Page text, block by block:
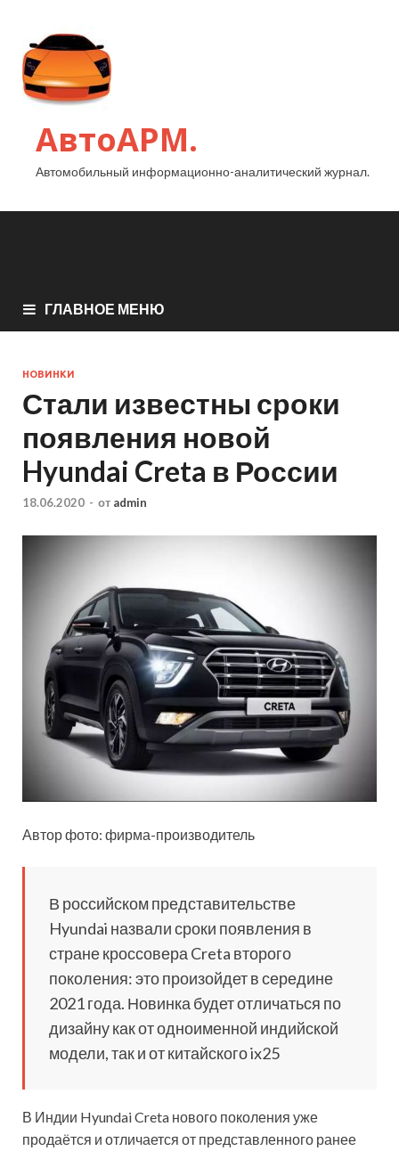
АвтоАРМ.
Автомобильный информационно-аналитический журнал.
ГЛАВНОЕ МЕНЮ
НОВИНКИ
Стали известны сроки
появления новой
Hyundai Creta в России
18.06.2020 - от admin
Автор фото: фирма-производитель
В российском представительстве
Hyundai назвали сроки появления в
стране кроссовера Creta второго
поколения: это произойдет в середине
2021 года. Новинка будет отличаться по
дизайну как от одноименной индийской
модели, так и от китайского ix25
В Индии Hyundai Creta нового поколения уже
продаётся и отличается от представленного ранее